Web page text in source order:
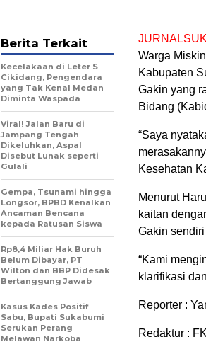
Warga
Kabupaten
Gakin yang
Bidang
“Saya
Kesehatan
Menurut
kaitan
Gakin
“Kami
klarifikasi
Reporter :
Redaktur :
Berita Terkait
Kecelakaan di Leter S
Cikidang, Pengendara
yang Tak Kenal Medan
Diminta Waspada
Viral! Jalan Baru di
Jampang Tengah
Dikeluhkan, Aspal
Disebut Lunak seperti
Gulali
Gempa, Tsunami hingga
Longsor, BPBD Kenalkan
Ancaman Bencana
kepada Ratusan Siswa
Rp8,4 Miliar Hak Buruh
Belum Dibayar, PT
Wilton dan BBP Didesak
Bertanggung Jawab
Kasus Kades Positif
Sabu, Bupati Sukabumi
Serukan Perang
Melawan Narkoba